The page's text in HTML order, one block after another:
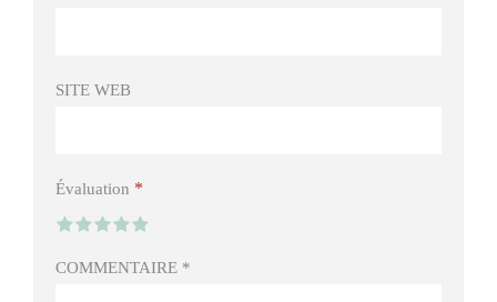
SITE WEB
Évaluation *
COMMENTAIRE *